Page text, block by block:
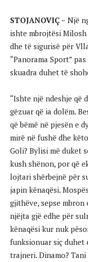
STOJANOVIÇ – Një
ishte mbrojtësi
dhe të sigurisë për
“Panorama Sport”
skuadra duhet të
“Ishte një ndeshje që
gëzuar që ia dolëm.
që bëmë në pjesën e
mirë në fushë dhe
Goli? Bylisi më duket
kush shënon, por që
lojtari shërbejnë për
japin kënaqësi.
gjithëve, sepse mbron
njëjta gjë edhe për
kënaqësi kur nuk
funksionuar siç duhet
trajneri. Dinamo?